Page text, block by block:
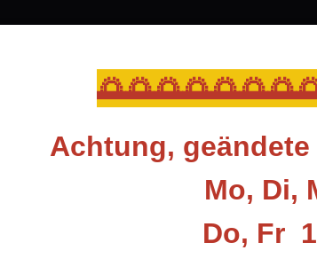
Achtung,
Mo, Di,
Do, Fr
STARK ARCHERY